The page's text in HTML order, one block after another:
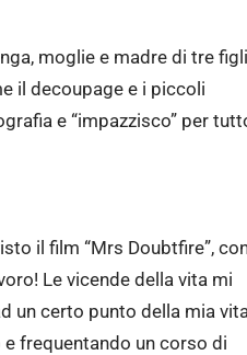
moglie e madre di tre
il decoupage e i piccoli
e “impazzisco” per
il film “Mrs Doubtfire”,
Le vicende della vita mi
un certo punto della mia
frequentando un corso di